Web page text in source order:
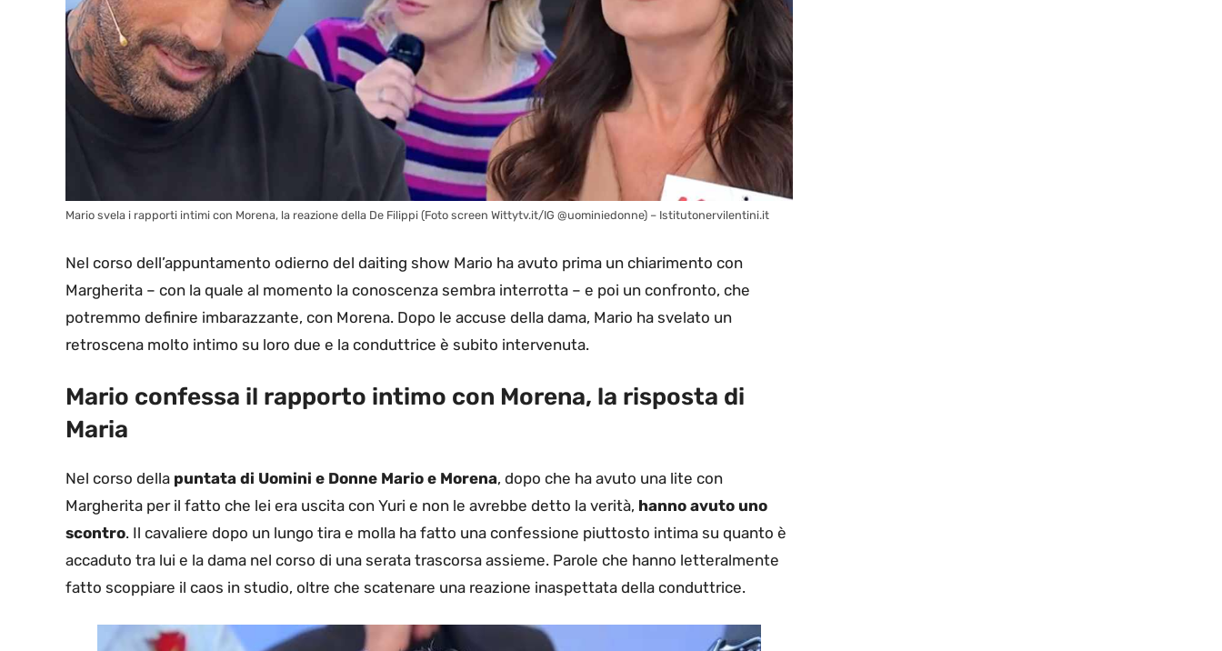
Mario svela i rapporti intimi con Morena, la reazione della De Filippi (Foto screen Wittytv.it/IG @uominiedonne) – Istitutonervilentini.it
Nel corso dell’appuntamento odierno del daiting show Mario ha avuto prima un chiarimento con
Margherita – con la quale al momento la conoscenza sembra interrotta – e poi un confronto, che
potremmo definire imbarazzante, con Morena. Dopo le accuse della dama, Mario ha svelato un
retroscena molto intimo su loro due e la conduttrice è subito intervenuta.
Mario confessa il rapporto intimo con Morena, la risposta di
Maria
Nel corso della puntata di Uomini e Donne Mario e Morena, dopo che ha avuto una lite con
Margherita per il fatto che lei era uscita con Yuri e non le avrebbe detto la verità, hanno avuto uno
scontro. Il cavaliere dopo un lungo tira e molla ha fatto una confessione piuttosto intima su quanto è
accaduto tra lui e la dama nel corso di una serata trascorsa assieme. Parole che hanno letteralmente
fatto scoppiare il caos in studio, oltre che scatenare una reazione inaspettata della conduttrice.